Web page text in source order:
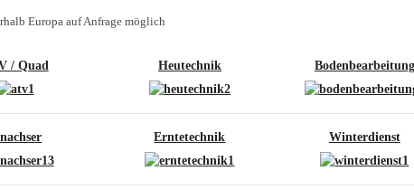
Europa auf Anfrage möglich
/ Quad Heutechnik Bodenbearbeitung
Erntetechnik Winterdienst